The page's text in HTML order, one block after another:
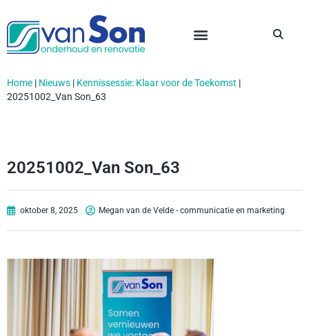
Home | Nieuws | Kennissessie: Klaar voor de Toekomst |
20251002_Van Son_63
20251002_Van Son_63
oktober 8, 2025 Megan van de Velde - communicatie en marketing